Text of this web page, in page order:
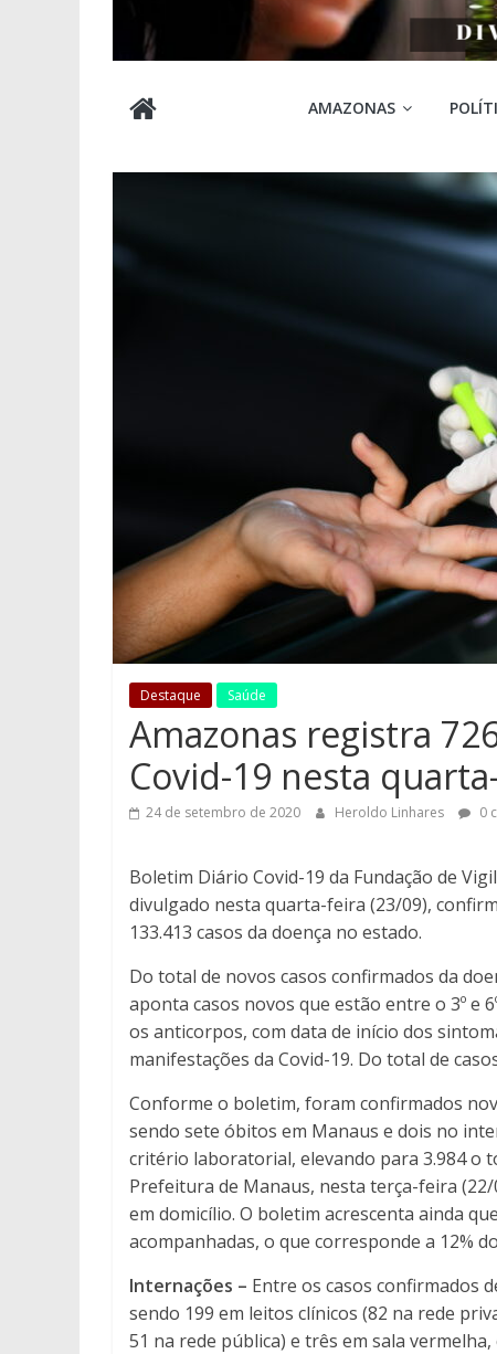
Cabocla
AMAZONAS
Destaque Saúde
Amazonas registra
Covid-19 nesta
24 de setembro de 2020 Heroldo Linhares 0
Boletim Diário Covid-19 da Fundação de
divulgado nesta quarta-feira (23/09),
133.413 casos da doença no estado.
Do total de novos casos confirmados da
aponta casos novos que estão entre o 3º e
os anticorpos, com data de início dos
manifestações da Covid-19. Do total de
Conforme o boletim, foram confirmados
sendo sete óbitos em Manaus e dois no
critério laboratorial, elevando para 3.984 o
Prefeitura de Manaus, nesta terça-feira
em domicílio. O boletim acrescenta ainda
acompanhadas, o que corresponde a 12%
Internações – Entre os casos confirmados
sendo 199 em leitos clínicos (82 na rede
51 na rede pública) e três em sala